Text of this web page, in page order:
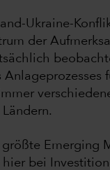
Ukraine-
der
Anlageprozesses
Emerging
hier bei